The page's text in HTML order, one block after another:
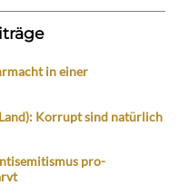
in einer
Korrupt sind natürlich
pro-